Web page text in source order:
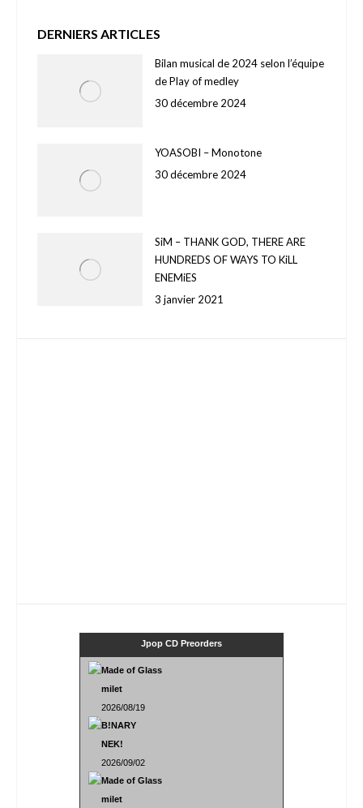
DERNIERS ARTICLES
Bilan musical de 2024 selon l’équipe
de Play of medley
30 décembre 2024
YOASOBI – Monotone
30 décembre 2024
SiM – THANK GOD, THERE ARE
HUNDREDS OF WAYS TO KiLL
ENEMiES
3 janvier 2021
Jpop CD Preorders
Made of Glass
milet
2026/08/19
B!NARY
NEK!
2026/09/02
Made of Glass
milet